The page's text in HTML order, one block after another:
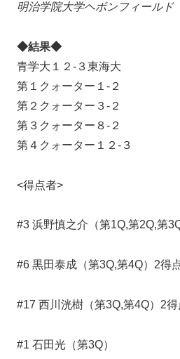
明治学院大学ヘボンフィールド
◆結果◆
青学大１２-３東海大
第１クォーター１‐２
第２クォーター３-２
第３クォーター８-２
第４クォーター１２-３
<得点者>
#3 浜野慎之介（第1Q,第2Q,第
#6 黒田泰成（第3Q,第4Q）2得
#17 西川洸樹（第3Q,第4Q）2得
#1 石田光（第3Q）